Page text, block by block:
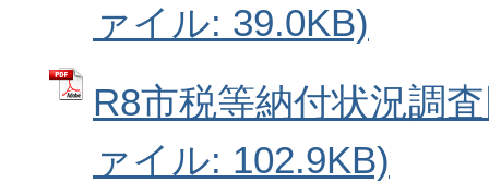
ァイル: 39.0KB)
R8市税等納付状況調
ァイル: 102.9KB)